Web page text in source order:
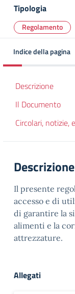
Tipologia
Regolamento
Indice della pagina
Descrizione
Il Documento
Circolari, notizie,
Descrizione
Il presente
accesso e di
di garantire la
alimenti e la
attrezzature.
Allegati